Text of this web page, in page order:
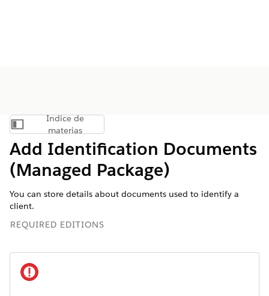
Mostrar índice de materias
Índice de
materias
Add Identification Documents
(Managed Package)
You can store details about documents used to identify a
client.
REQUIRED EDITIONS